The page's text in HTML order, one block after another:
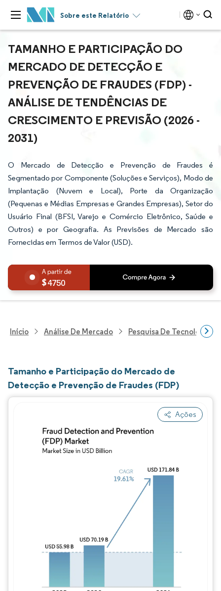
Sobre este Relatório
TAMANHO E PARTICIPAÇÃO DO
MERCADO DE DETECÇÃO E
PREVENÇÃO DE FRAUDES (FDP) -
ANÁLISE DE TENDÊNCIAS DE
CRESCIMENTO E PREVISÃO (2026 -
2031)
O Mercado de Detecção e Prevenção de Fraudes é
Segmentado por Componente (Soluções e Serviços), Modo de
Implantação (Nuvem e Local), Porte da Organização
(Pequenas e Médias Empresas e Grandes Empresas), Setor do
Usuário Final (BFSI, Varejo e Comércio Eletrônico, Saúde e
Outros) e por Geografia. As Previsões de Mercado são
Fornecidas em Termos de Valor (USD).
4750
Início Análise De Mercado Pesquisa De Tecnologia,
Tamanho e Participação do Mercado de
Detecção e Prevenção de Fraudes (FDP)
Ações
Imagem © Mordor Intelligence. O reuso